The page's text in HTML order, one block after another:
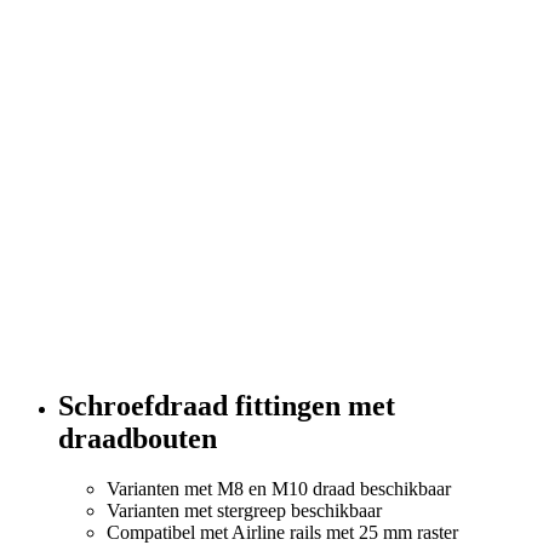
Schroefdraad fittingen met
draadbouten
Varianten met M8 en M10 draad beschikbaar
Varianten met stergreep beschikbaar
Compatibel met Airline rails met 25 mm raster